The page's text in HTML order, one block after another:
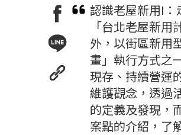
認識老屋新用I
「台北老屋新
外，以街區新用
畫」執行方式之
現存、持續營運
維護觀念，透過
的定義及發現，
案點的介紹，了